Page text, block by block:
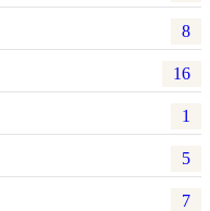
8
16
1
5
7